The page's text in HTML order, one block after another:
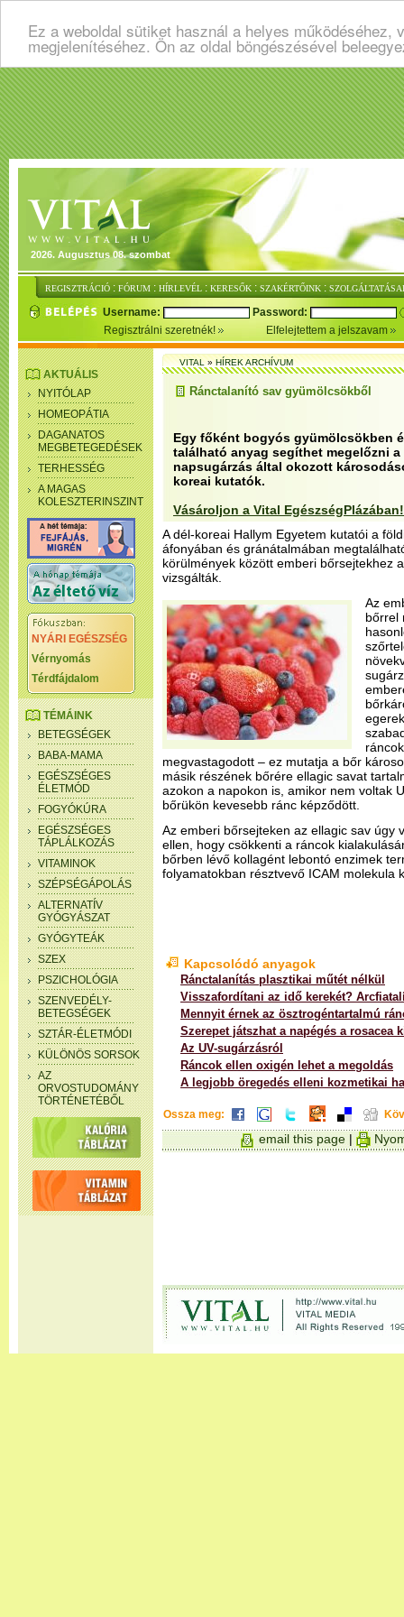
Ez a weboldal sütiket használ a helyes
megjelenítéséhez. Ön az oldal böngészésével
2026. Augusztus 08. szombat
REGISZTRÁCIÓ : FÓRUM : HÍRLEVÉL : KERESŐK : SZAKÉRTŐINK :
Username:
Password:
Regisztrálni szeretnék!
Elfelejtettem a jelszavam
AKTUÁLIS
NYITÓLAP
HOMEOPÁTIA
DAGANATOS
MEGBETEGEDÉSEK
TERHESSÉG
A MAGAS
KOLESZTERINSZINT
NYÁRI EGÉSZSÉG
Vérnyomás
Térdfájdalom
TÉMÁINK
BETEGSÉGEK
BABA-MAMA
EGÉSZSÉGES
ÉLETMÓD
FOGYÓKÚRA
EGÉSZSÉGES
TÁPLÁLKOZÁS
VITAMINOK
SZÉPSÉGÁPOLÁS
ALTERNATÍV
GYÓGYÁSZAT
GYÓGYTEÁK
SZEX
PSZICHOLÓGIA
SZENVEDÉLY-
BETEGSÉGEK
SZTÁR-ÉLETMÓDI
KÜLÖNÖS SORSOK
AZ
ORVOSTUDOMÁNY
TÖRTÉNETÉBŐL
VITAL»HÍREK ARCHÍVUM
Ránctalanító sav gyümölcsökből
Egy főként bogyós gyümölcsökben
található anyag segíthet megelőzni
napsugárzás által okozott
koreai kutatók.
Vásároljon a Vital EgészségPlázában!
A dél-koreai Hallym Egyetem kutatói a
áfonyában és gránátalmában
körülmények között emberi bőrsejtekhez
vizsgálták.
Az
bőrrel
megvastagodott – ez mutatja a bőr
másik részének bőrére ellagic savat
azokon a napokon is, amikor nem voltak
bőrükön kevesebb ránc képződött.
Az emberi bőrsejteken az ellagic sav úgy
ellen, hogy csökkenti a ráncok
bőrben lévő kollagént lebontó enzimek
folyamatokban résztvevő ICAM molekula
Kapcsolódó anyagok
Ránctalanítás plasztikai műtét nélkül
Visszafordítani az idő kerekét?
Mennyit érnek az ösztrogéntartalmú
Szerepet játszhat a napégés a rosacea
Az UV-sugárzásról
Ráncok ellen oxigén lehet a megoldás
A legjobb öregedés elleni kozmetikai
Ossza meg:
email this page |